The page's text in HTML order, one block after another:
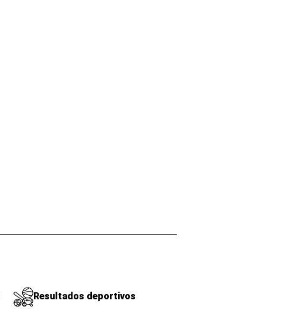
Resultados deportivos